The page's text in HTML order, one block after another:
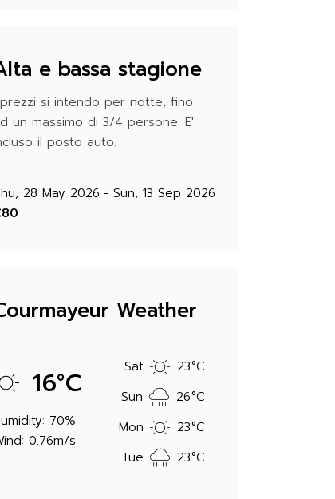
e bassa stagione
si intendo per notte, fino
un massimo di 3/4 persone. E'
il posto auto.
28 May 2026
Sun, 13 Sep 2026
Weather
16°C
70%
0.76m/s
Sat 23°C
Sun
26°C
Mon
23°C
Tue
23°C